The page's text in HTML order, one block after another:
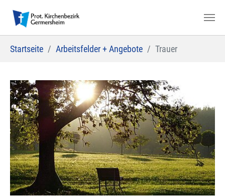
Startseite Arbeitsfelder + Angebote Trauer